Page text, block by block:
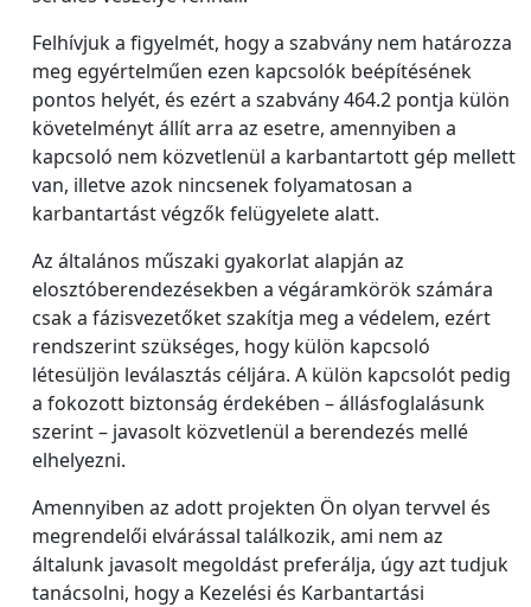
Felhívjuk a figyelmét, hogy a szabvány nem határozza
meg egyértelműen ezen kapcsolók beépítésének
pontos helyét, és ezért a szabvány 464.2 pontja külön
követelményt állít arra az esetre, amennyiben a
kapcsoló nem közvetlenül a karbantartott gép mellett
van, illetve azok nincsenek folyamatosan a
karbantartást végzők felügyelete alatt.
Az általános műszaki gyakorlat alapján az
elosztóberendezésekben a végáramkörök számára
csak a fázisvezetőket szakítja meg a védelem, ezért
rendszerint szükséges, hogy külön kapcsoló
létesüljön leválasztás céljára. A külön kapcsolót pedig
a fokozott biztonság érdekében – állásfoglalásunk
szerint – javasolt közvetlenül a berendezés mellé
elhelyezni.
Amennyiben az adott projekten Ön olyan tervvel és
megrendelői elvárással találkozik, ami nem az
általunk javasolt megoldást preferálja, úgy azt tudjuk
tanácsolni, hogy a Kezelési és Karbantartási